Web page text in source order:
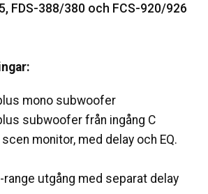
FDS-388/380 och FCS-920/926
mono subwoofer
subwoofer från ingång C
monitor, med delay och EQ.
utgång med separat delay